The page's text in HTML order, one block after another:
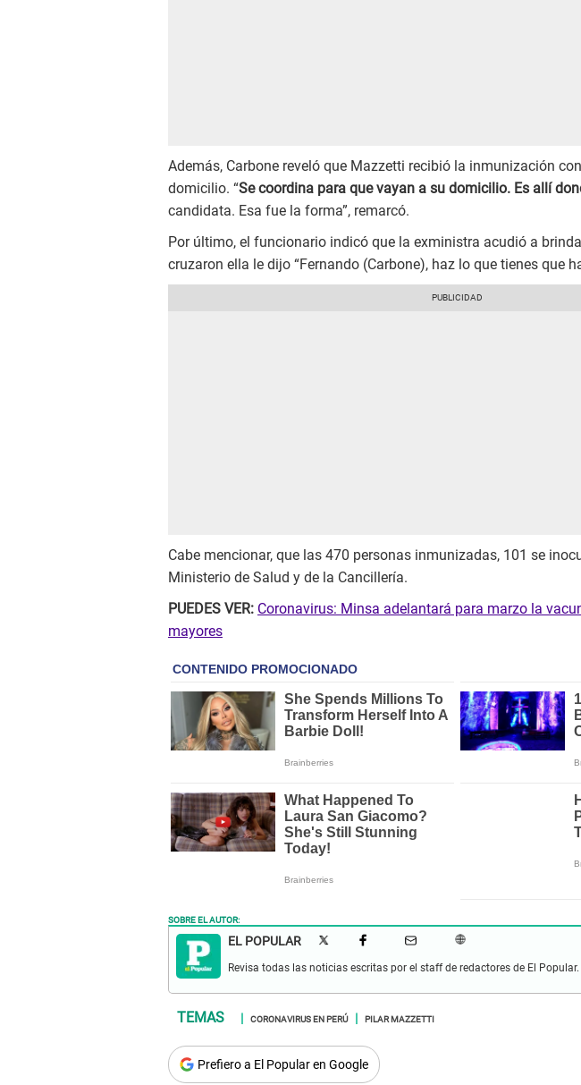
Además, Carbone reveló que Mazzetti recibió la inmunización
domicilio. “Se coordina para que vayan a su domicilio. Es allí
candidata. Esa fue la forma”, remarcó.
Por último, el funcionario indicó que la exministra acudió a
cruzaron ella le dijo “Fernando (Carbone), haz lo que tienes que
Cabe mencionar, que las 470 personas inmunizadas, 101 se
Ministerio de Salud y de la Cancillería.
PUEDES VER: Coronavirus: Minsa adelantará para marzo la
mayores
SOBRE EL AUTOR:
EL POPULAR
Revisa todas las noticias escritas por el staff de redactores de El Popular.
CORONAVIRUS EN PERÚ PILAR MAZZETTI
Prefiero a El Popular en Google